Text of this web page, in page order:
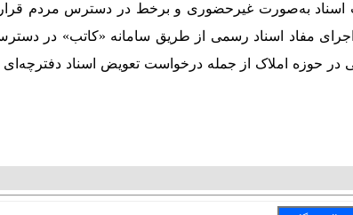
اسناد به‌صورت غیرحضوری و برخط در دسترس مردم
مفاد اسناد رسمی از طریق سامانه «کاتب» در
ماه‌های اخیر ۱۲ خدمت ثبتی در حوزه املاک از جمله درخواست تعویض اسناد